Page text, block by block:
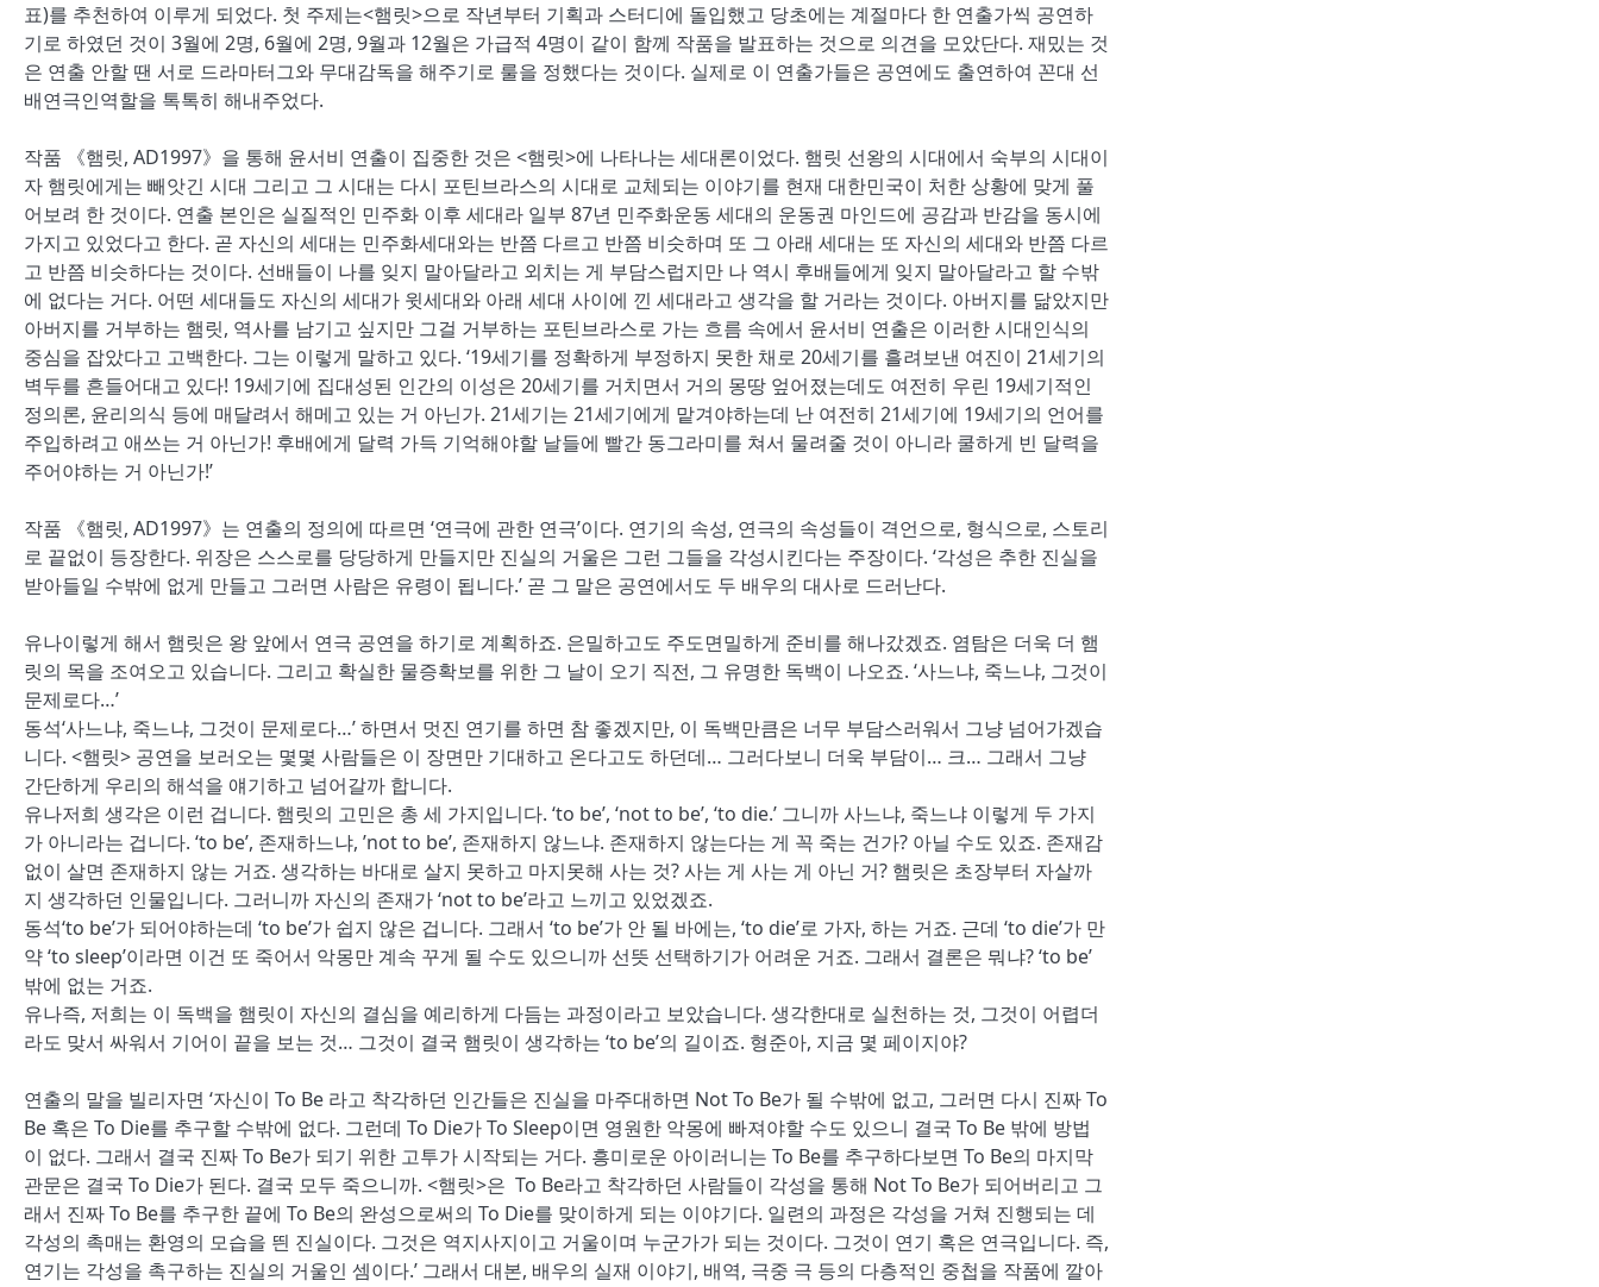
표)를 추천하여 이루게 되었다. 첫 주제는<햄릿>으로 작년부터 기획과 스터디에 돌입했고 당초에는 계절마다 한 연출가씩 공연하
기로 하였던 것이 3월에 2명, 6월에 2명, 9월과 12월은 가급적 4명이 같이 함께 작품을 발표하는 것으로 의견을 모았단다. 재밌는 것
은 연출 안할 땐 서로 드라마터그와 무대감독을 해주기로 룰을 정했다는 것이다. 실제로 이 연출가들은 공연에도 출연하여 꼰대 선
배연극인역할을 톡톡히 해내주었다.
작품 《햄릿, AD1997》을 통해 윤서비 연출이 집중한 것은 <햄릿>에 나타나는 세대론이었다. 햄릿 선왕의 시대에서 숙부의 시대이
자 햄릿에게는 빼앗긴 시대 그리고 그 시대는 다시 포틴브라스의 시대로 교체되는 이야기를 현재 대한민국이 처한 상황에 맞게 풀
어보려 한 것이다. 연출 본인은 실질적인 민주화 이후 세대라 일부 87년 민주화운동 세대의 운동권 마인드에 공감과 반감을 동시에
가지고 있었다고 한다. 곧 자신의 세대는 민주화세대와는 반쯤 다르고 반쯤 비슷하며 또 그 아래 세대는 또 자신의 세대와 반쯤 다르
고 반쯤 비슷하다는 것이다. 선배들이 나를 잊지 말아달라고 외치는 게 부담스럽지만 나 역시 후배들에게 잊지 말아달라고 할 수밖
에 없다는 거다. 어떤 세대들도 자신의 세대가 윗세대와 아래 세대 사이에 낀 세대라고 생각을 할 거라는 것이다. 아버지를 닮았지만
아버지를 거부하는 햄릿, 역사를 남기고 싶지만 그걸 거부하는 포틴브라스로 가는 흐름 속에서 윤서비 연출은 이러한 시대인식의
중심을 잡았다고 고백한다. 그는 이렇게 말하고 있다. ‘19세기를 정확하게 부정하지 못한 채로 20세기를 흘려보낸 여진이 21세기의
벽두를 흔들어대고 있다! 19세기에 집대성된 인간의 이성은 20세기를 거치면서 거의 몽땅 엎어졌는데도 여전히 우린 19세기적인
정의론, 윤리의식 등에 매달려서 해메고 있는 거 아닌가. 21세기는 21세기에게 맡겨야하는데 난 여전히 21세기에 19세기의 언어를
주입하려고 애쓰는 거 아닌가! 후배에게 달력 가득 기억해야할 날들에 빨간 동그라미를 쳐서 물려줄 것이 아니라 쿨하게 빈 달력을
주어야하는 거 아닌가!’
작품 《햄릿, AD1997》는 연출의 정의에 따르면 ‘연극에 관한 연극’이다. 연기의 속성, 연극의 속성들이 격언으로, 형식으로, 스토리
로 끝없이 등장한다. 위장은 스스로를 당당하게 만들지만 진실의 거울은 그런 그들을 각성시킨다는 주장이다. ‘각성은 추한 진실을
받아들일 수밖에 없게 만들고 그러면 사람은 유령이 됩니다.’ 곧 그 말은 공연에서도 두 배우의 대사로 드러난다.
유나이렇게 해서 햄릿은 왕 앞에서 연극 공연을 하기로 계획하죠. 은밀하고도 주도면밀하게 준비를 해나갔겠죠. 염탐은 더욱 더 햄
릿의 목을 조여오고 있습니다. 그리고 확실한 물증확보를 위한 그 날이 오기 직전, 그 유명한 독백이 나오죠. ‘사느냐, 죽느냐, 그것이
문제로다…’
동석‘사느냐, 죽느냐, 그것이 문제로다…’ 하면서 멋진 연기를 하면 참 좋겠지만, 이 독백만큼은 너무 부담스러워서 그냥 넘어가겠습
니다. <햄릿> 공연을 보러오는 몇몇 사람들은 이 장면만 기대하고 온다고도 하던데… 그러다보니 더욱 부담이… 크… 그래서 그냥
간단하게 우리의 해석을 얘기하고 넘어갈까 합니다.
유나저희 생각은 이런 겁니다. 햄릿의 고민은 총 세 가지입니다. ‘to be’, ‘not to be’, ‘to die.’ 그니까 사느냐, 죽느냐 이렇게 두 가지
가 아니라는 겁니다. ‘to be’, 존재하느냐, ’not to be’, 존재하지 않느냐. 존재하지 않는다는 게 꼭 죽는 건가? 아닐 수도 있죠. 존재감
없이 살면 존재하지 않는 거죠. 생각하는 바대로 살지 못하고 마지못해 사는 것? 사는 게 사는 게 아닌 거? 햄릿은 초장부터 자살까
지 생각하던 인물입니다. 그러니까 자신의 존재가 ‘not to be’라고 느끼고 있었겠죠.
동석‘to be’가 되어야하는데 ‘to be’가 쉽지 않은 겁니다. 그래서 ‘to be’가 안 될 바에는, ‘to die’로 가자, 하는 거죠. 근데 ‘to die’가 만
약 ‘to sleep’이라면 이건 또 죽어서 악몽만 계속 꾸게 될 수도 있으니까 선뜻 선택하기가 어려운 거죠. 그래서 결론은 뭐냐? ‘to be’
밖에 없는 거죠.
유나즉, 저희는 이 독백을 햄릿이 자신의 결심을 예리하게 다듬는 과정이라고 보았습니다. 생각한대로 실천하는 것, 그것이 어렵더
라도 맞서 싸워서 기어이 끝을 보는 것… 그것이 결국 햄릿이 생각하는 ‘to be’의 길이죠. 형준아, 지금 몇 페이지야?
연출의 말을 빌리자면 ‘자신이 To Be 라고 착각하던 인간들은 진실을 마주대하면 Not To Be가 될 수밖에 없고, 그러면 다시 진짜 To
Be 혹은 To Die를 추구할 수밖에 없다. 그런데 To Die가 To Sleep이면 영원한 악몽에 빠져야할 수도 있으니 결국 To Be 밖에 방법
이 없다. 그래서 결국 진짜 To Be가 되기 위한 고투가 시작되는 거다. 흥미로운 아이러니는 To Be를 추구하다보면 To Be의 마지막
관문은 결국 To Die가 된다. 결국 모두 죽으니까. <햄릿>은 To Be라고 착각하던 사람들이 각성을 통해 Not To Be가 되어버리고 그
래서 진짜 To Be를 추구한 끝에 To Be의 완성으로써의 To Die를 맞이하게 되는 이야기다. 일련의 과정은 각성을 거쳐 진행되는 데
각성의 촉매는 환영의 모습을 띈 진실이다. 그것은 역지사지이고 거울이며 누군가가 되는 것이다. 그것이 연기 혹은 연극입니다. 즉,
연기는 각성을 촉구하는 진실의 거울인 셈이다.’ 그래서 대본, 배우의 실재 이야기, 배역, 극중 극 등의 다층적인 중첩을 작품에 깔아